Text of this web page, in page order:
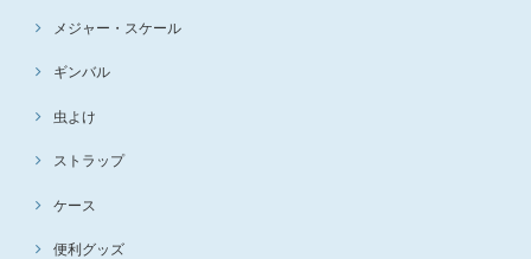
メジャー・スケール
ギンバル
虫よけ
ストラップ
ケース
便利グッズ